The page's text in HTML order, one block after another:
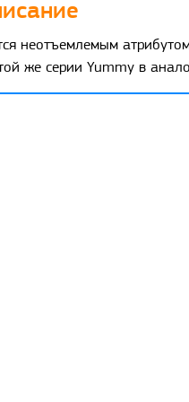
неотъемлемым
же серии Yummy в